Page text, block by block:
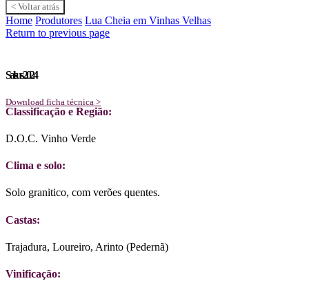
< Voltar atrás
Home Produtores Lua Cheia em Vinhas Velhas
Return to previous page
Salsus 2024
Download ficha técnica >
Classificação e Região:
D.O.C. Vinho Verde
Clima e solo:
Solo granitico, com verões quentes.
Castas:
Trajadura, Loureiro, Arinto (Pedernã)
Vinificação: